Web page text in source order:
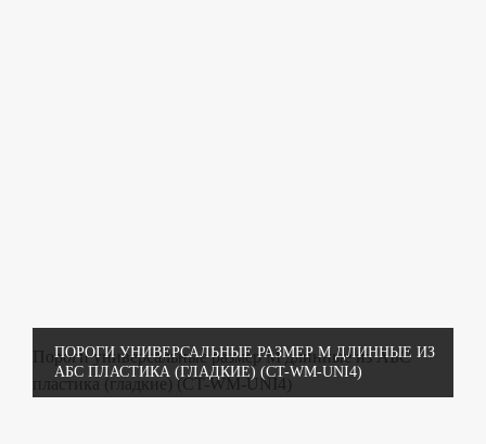
ПОРОГИ УНИВЕРСАЛЬНЫЕ РАЗМЕР М ДЛИННЫЕ ИЗ
АБС ПЛАСТИКА (ГЛАДКИЕ) (CT-WM-UNI4)
Пороги универсальные размер М длинные из АБС
пластика (гладкие) (CT-WM-UNI4)